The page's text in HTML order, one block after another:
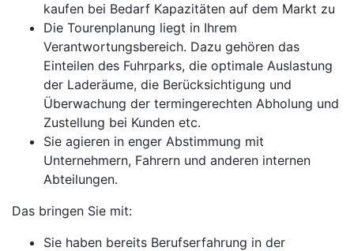
kaufen bei Bedarf Kapazitäten auf dem Markt zu
Die Tourenplanung liegt in Ihrem
Verantwortungsbereich. Dazu gehören das
Einteilen des Fuhrparks, die optimale Auslastung
der Laderäume, die Berücksichtigung und
Überwachung der termingerechten Abholung und
Zustellung bei Kunden etc.
Sie agieren in enger Abstimmung mit
Unternehmern, Fahrern und anderen internen
Abteilungen.
Das bringen Sie mit:
Sie haben bereits Berufserfahrung in der